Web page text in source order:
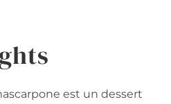
est un dessert